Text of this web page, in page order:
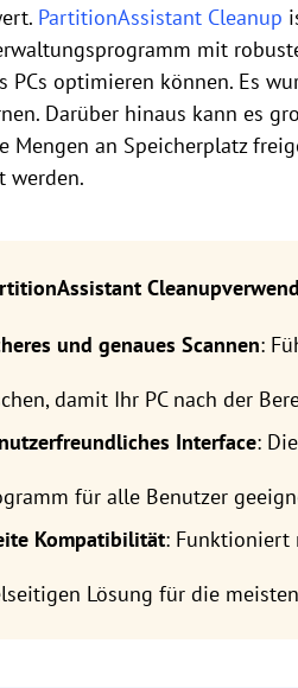
PartitionAssistant Cleanup
mit
PCs optimieren können. Es
Darüber hinaus kann es
Mengen an Speicherplatz
werden.
Cleanup
und genaues Scannen:
damit Ihr PC nach der
Interface:
für alle Benutzer
Kompatibilität: Funktioniert
Lösung für die